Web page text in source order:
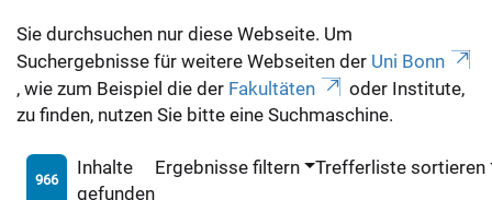
Sie durchsuchen nur diese Webseite. Um
Suchergebnisse für weitere Webseiten der Uni Bonn
, wie zum Beispiel die der Fakultäten
oder Institute,
zu finden, nutzen Sie bitte eine Suchmaschine.
966
Inhalte
gefunden
Ergebnisse filtern Trefferliste sortieren